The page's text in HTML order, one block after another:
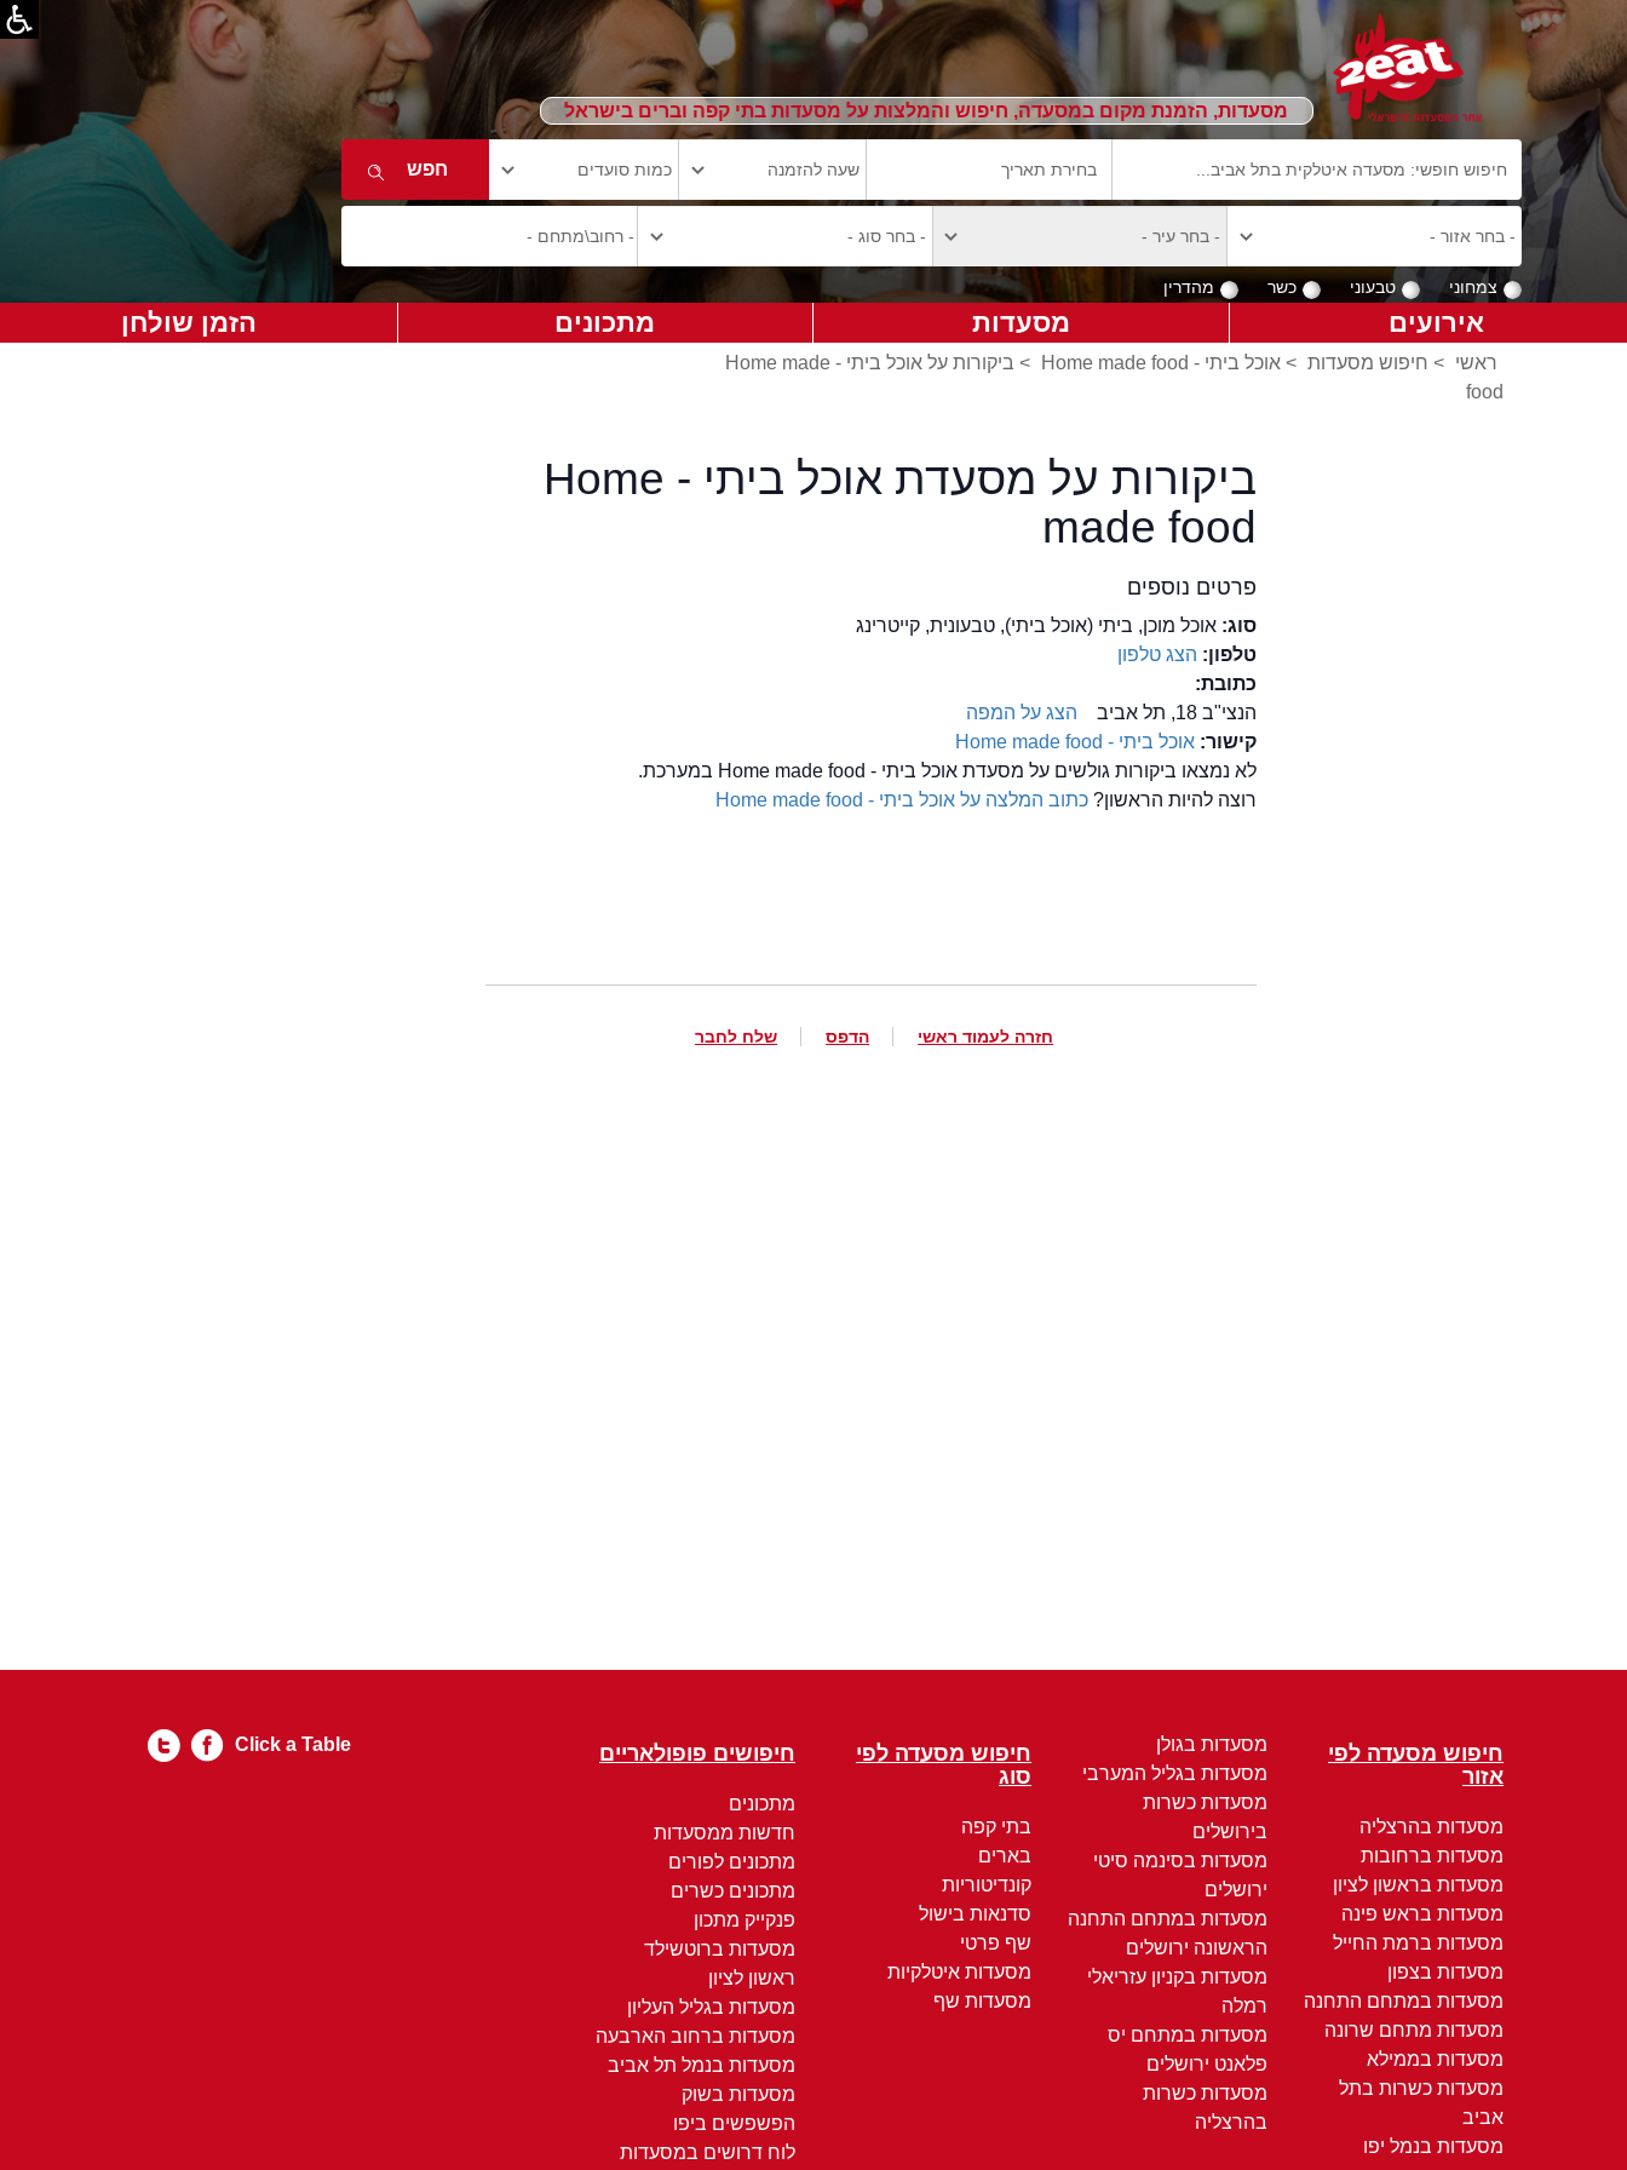
מסעדות, הזמנת מקום במסעדה, חיפוש והמלצות על מסעדות בתי קפה וברים בישראל
צמחוני טבעוני כשר מהדרין
אירועים מסעדות מתכונים הזמן שולחן
ראשי > חיפוש מסעדות > אוכל ביתי - Home made food >
ביקורות על אוכל ביתי - Home made
food
ביקורות על מסעדת אוכל ביתי - Home
made food
פרטים נוספים
סוג:אוכל מוכן, ביתי (אוכל ביתי), טבעונית, קייטרינג
טלפון: הצג טלפון
כתובת:
הנצי"ב 18, תל אביב
הצג על המפה
קישור:אוכל ביתי - Home made food
לא נמצאו ביקורות גולשים על מסעדת אוכל ביתי - Home made food במערכת.
רוצה להיות הראשון?כתוב המלצה על אוכל ביתי - Home made food
חזרה לעמוד ראשי הדפס שלח לחבר
חיפוש מסעדה לפי
אזור
מסעדות בהרצליה
מסעדות ברחובות
מסעדות בראשון לציון
מסעדות בראש פינה
מסעדות ברמת החייל
מסעדות בצפון
מסעדות במתחם התחנה
מסעדות מתחם שרונה
מסעדות בממילא
מסעדות כשרות בתל
אביב
מסעדות בנמל יפו
מסעדות בגולן
מסעדות בגליל המערבי
מסעדות כשרות
בירושלים
מסעדות בסינמה סיטי
ירושלים
מסעדות במתחם התחנה
הראשונה ירושלים
מסעדות בקניון עזריאלי
רמלה
מסעדות במתחם יס
פלאנט ירושלים
מסעדות כשרות
בהרצליה
חיפוש מסעדה לפי
סוג
בתי קפה
בארים
קונדיטוריות
סדנאות בישול
שף פרטי
מסעדות איטלקיות
מסעדות שף
חיפושים פופולאריים
מתכונים
חדשות ממסעדות
מתכונים לפורים
מתכונים כשרים
פנקייק מתכון
מסעדות ברוטשילד
ראשון לציון
מסעדות בגליל העליון
מסעדות ברחוב הארבעה
מסעדות בנמל תל אביב
מסעדות בשוק
הפשפשים ביפו
לוח דרושים במסעדות
Click a Table